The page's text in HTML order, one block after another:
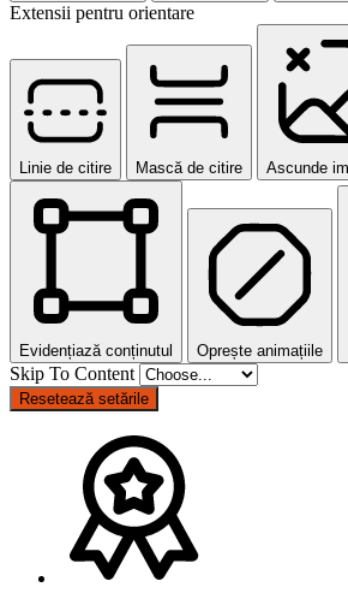
Extensii pentru orientare
Linie de citire Mască de citire Ascunde
Evidențiază conținutul Oprește animațiile
Skip To Content
Resetează setările